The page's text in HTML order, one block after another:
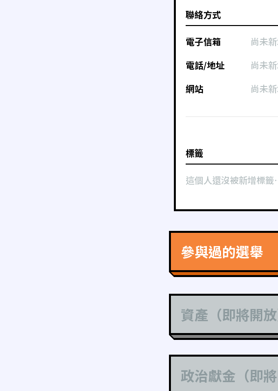
聯絡方式
電子信箱
尚未
電話/地址
尚未
網站
尚未
標籤
這個人還沒被新增標
參與過的選舉
資產（即將開放
政治獻金（即將